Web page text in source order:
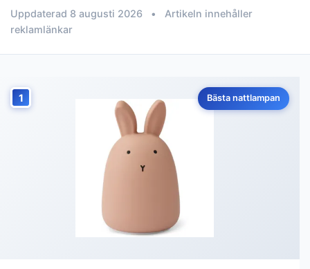
Uppdaterad 8 augusti 2026 •
Artikeln innehåller
reklamlänkar
1 Bästa nattlampan